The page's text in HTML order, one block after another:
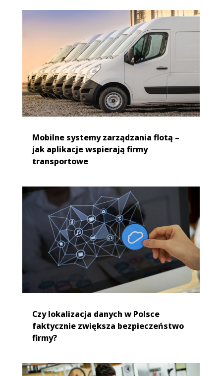
Mobilne systemy zarządzania flotą –
jak aplikacje wspierają firmy
transportowe
Czy lokalizacja danych w Polsce
faktycznie zwiększa bezpieczeństwo
firmy?